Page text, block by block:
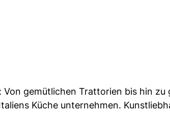
gemütlichen Trattorien bis hin zu
Küche unternehmen.